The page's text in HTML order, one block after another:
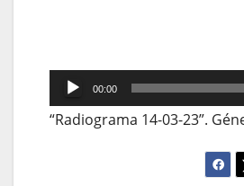
Reprodutor
de
00:00
“Radiograma 14-03-23”.